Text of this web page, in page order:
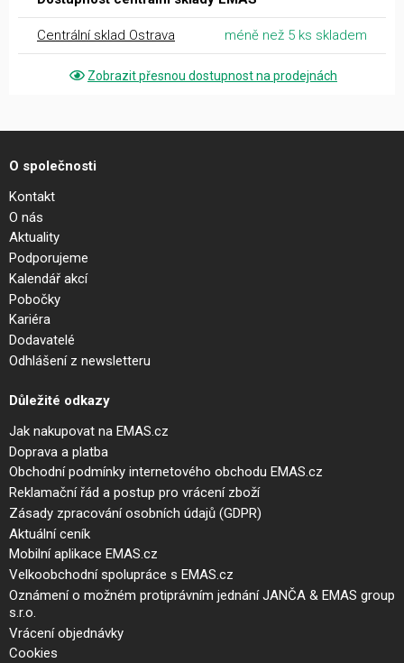
Centrální sklad Ostrava méně než 5 ks skladem
Zobrazit přesnou dostupnost na prodejnách
O společnosti
Kontakt
O nás
Aktuality
Podporujeme
Kalendář akcí
Pobočky
Kariéra
Dodavatelé
Odhlášení z newsletteru
Důležité odkazy
Jak nakupovat na EMAS.cz
Doprava a platba
Obchodní podmínky internetového obchodu EMAS.cz
Reklamační řád a postup pro vrácení zboží
Zásady zpracování osobních údajů (GDPR)
Aktuální ceník
Mobilní aplikace EMAS.cz
Velkoobchodní spolupráce s EMAS.cz
Oznámení o možném protiprávním jednání JANČA & EMAS group
s.r.o.
Vrácení objednávky
Cookies